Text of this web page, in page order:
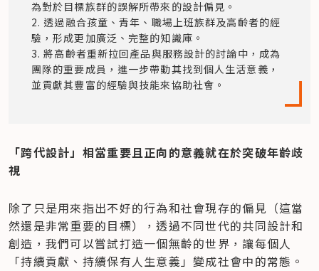
為對於目標族群的誤解所帶來的設計偏見。
2. 透過融合孩童、青年、職場上班族群及高齡者的經
驗，形成更加廣泛、完整的知識庫。
3. 將高齡者重新拉回產品與服務設計的討論中，成為
團隊的重要成員，進一步帶動其找到個人生活意義，
並貢獻其豐富的經驗與技能來協助社會。
「跨代設計」相當重要且正向的意義就在於突破年齡歧
視
除了只是用來指出不好的行為和社會現存的偏見（這當
然還是非常重要的目標），透過不同世代的共同設計和
創造，我們可以嘗試打造一個無齡的世界，讓每個人
「持續貢獻、持續保有人生意義」變成社會中的常態。